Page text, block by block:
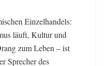
Einzelhandels:
läuft, Kultur und
zum Leben – ist
Sprecher des